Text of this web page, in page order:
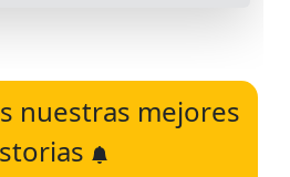
nuestras mejores